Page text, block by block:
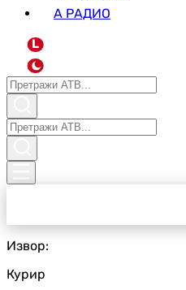
А РАДИО
L
Извор:
Курир